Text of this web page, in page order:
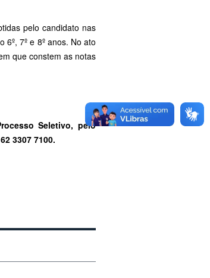
pelo candidato nas
7º e 8º anos. No ato
que constem as notas
Seletivo, pelo
3307 7100.